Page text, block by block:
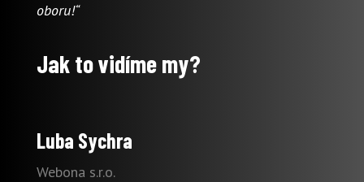
oboru!“
Jak to vidíme my?
Luba Sychra
Webona s.r.o.